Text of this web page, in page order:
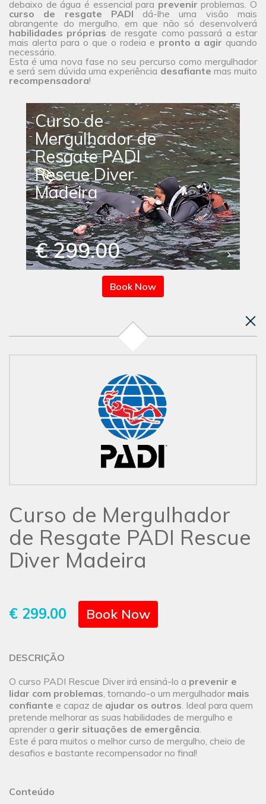
debaixo de água é essencial para prevenir problemas. O
curso de resgate PADI dá-lhe uma visão mais
abrangente do mergulho, em que não só desenvolverá
habilidades próprias de resgate como passará a estar
mais alerta para o que o rodeia e pronto a agir quando
necessário.
Esta é uma nova fase no seu percurso como mergulhador
e será sem dúvida uma experiência desafiante mas muito
recompensadora!
Curso de
Mergulhador de
Resgate PADI
Rescue Diver
Madeira
€ 299.00
Book Now
Curso de Mergulhador
de Resgate PADI Rescue
Diver Madeira
€ 299.00 Book Now
DESCRIÇÃO
O curso PADI Rescue Diver irá ensiná-lo a prevenir e
lidar com problemas, tornando-o um mergulhador mais
confiante e capaz de ajudar os outros. Ideal para quem
pretende melhorar as suas habilidades de mergulho e
aprender a gerir situações de emergência.
Este é para muitos o melhor curso de mergulho, cheio de
desafios e bastante recompensador no final!
Conteúdo